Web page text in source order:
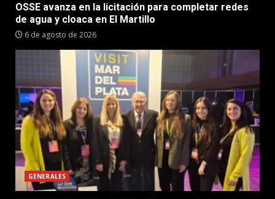
OSSE avanza en la licitación para completar redes
de agua y cloaca en El Martillo
6 de agosto de 2026
GENERALES